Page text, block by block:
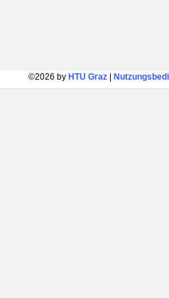
©2026 by HTU Graz|